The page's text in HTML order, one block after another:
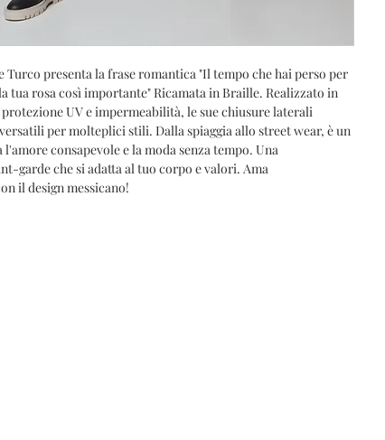
Turco presenta la frase romantica "Il tempo che hai perso per
tua rosa così importante" Ricamata in Braille. Realizzato in
UV e impermeabilità, le sue chiusure laterali
per molteplici stili. Dalla spiaggia allo street wear, è un
l'amore consapevole e la moda senza tempo. Una
garde che si adatta al tuo corpo e valori. Ama
il design messicano!